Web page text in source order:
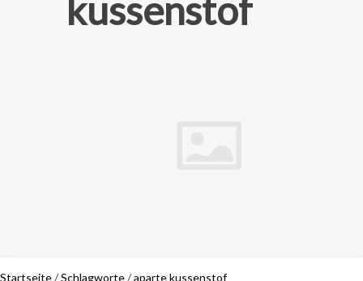
kussenstof
Startseite/Schlagworte/aparte kussenstof